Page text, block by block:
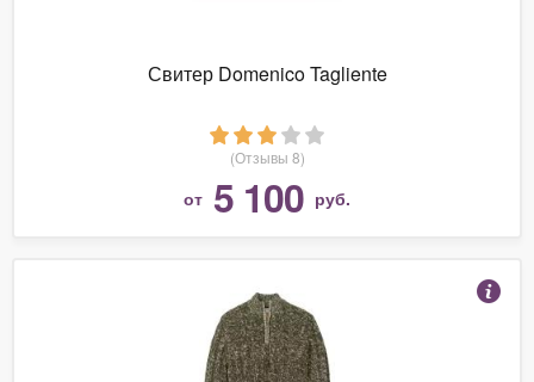
Свитер Domenico Tagliente
(Отзывы 8)
от 5 100 руб.